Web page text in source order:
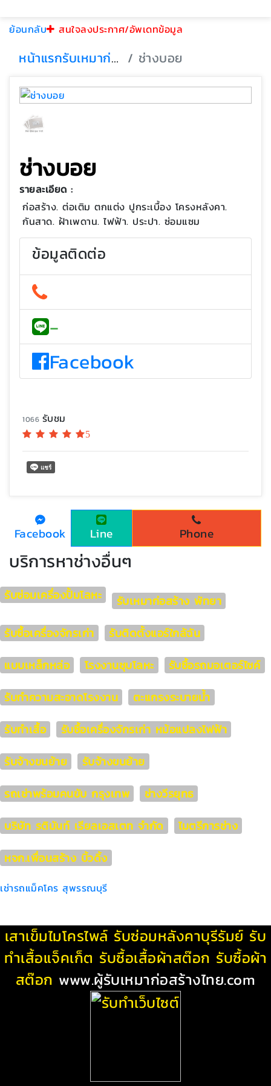
ย้อนกลับ สนใจลงประกาศ/อัพเดทข้อมูล
หน้าแรก รับเหมาก่อสร้าง ช่างบอย
ช่างบอย
รายละเอียด :
ก่อสร้าง. ต่อเติม ตกแต่ง ปูกระเบื้อง โครงหลังคา.
กันสาด. ฝ้าเพดาน. ไฟฟ้า. ประปา. ซ่อมแซม
ข้อมูลติดต่อ
-
Facebook
1066 รับชม
5
Facebook Line Phone
บริการหาช่างอื่นๆ
รับซ่อมเครื่องปั้มโลหะ
รับเหมาก่อสร้าง พัทยา
รับซื้อเครื่องจักรเก่า
รับติดตั้งแอร์ใกล้ฉัน
แบบเหล็กหล่อ
โรงงานชุบโลหะ
รับซื้อรถมอเตอร์ไซค์
รับทำความสะอาดโรงงาน
ตะแกรงระบายน้ำ
รับทำเสื้อ
รับซื้อเครื่องจักรเก่า หม้อแปลงไฟฟ้า
รับจ้างขนย้าย
รับจ้างขนย้าย
รถเช่าพร้อมคนขับ กรุงเทพ
ช่างวีรยุทธ
บริษัท รตินันท์ เรียลเอสเตท จำกัด
ไมตรีการช่าง
หจก.เพื่อนสร้าง บิ้วดิ้ง
เช่ารถแม็คโคร สุพรรณบุรี
เสาเข็มไมโครไพล์ รับซ่อมหลังคาบุรีรัมย์ รับ
ทําเสื้อแจ็คเก็ต รับซื้อเสื้อผ้าสต๊อก รับซื้อผ้า
สต๊อก www.ผู้รับเหมาก่อสร้างไทย.com